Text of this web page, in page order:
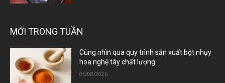
MỚI TRONG TUẦN
Cùng nhìn qua quy trình sản xuất bột nhụy
hoa nghệ tây chất lượng
06/08/2026